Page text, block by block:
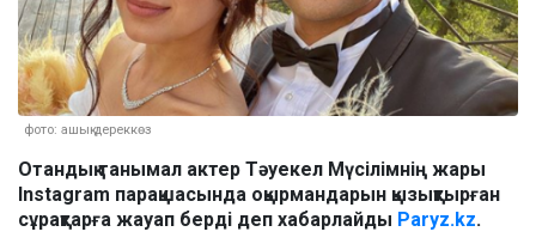
фото: ашық дереккөз
Отандық танымал актер Тәуекел Мүсілімнің жары
Instagram парақшасында оқырмандарын қызықтырған
сұрақтарға жауап берді деп хабарлайды Paryz.kz.